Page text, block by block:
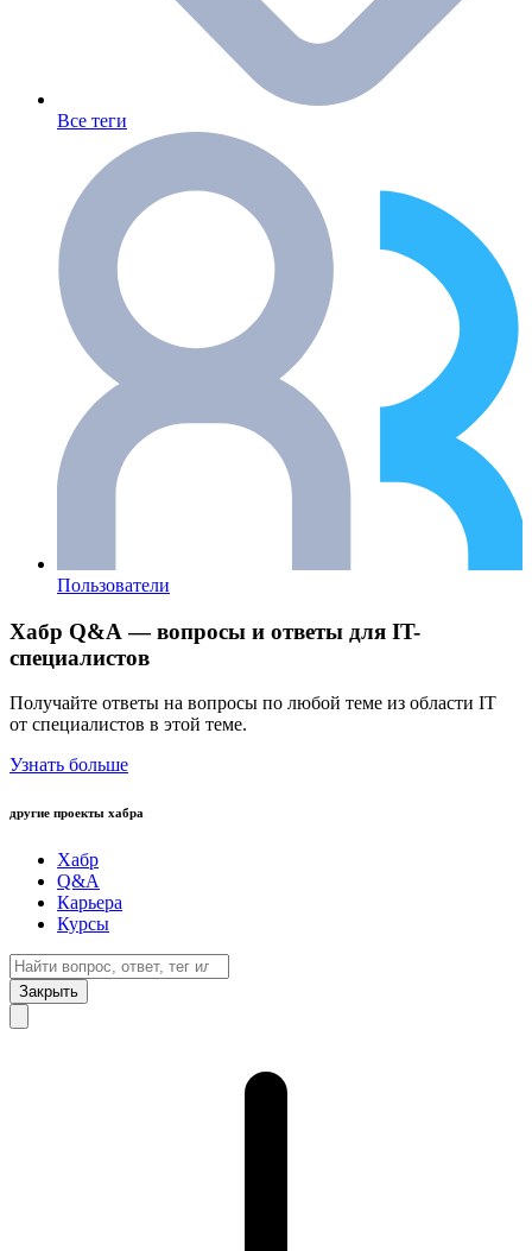
Все теги
Пользователи
Хабр Q&A — вопросы и ответы для IT-
специалистов
Получайте ответы на вопросы по любой теме из области IT
от специалистов в этой теме.
Узнать больше
другие проекты хабра
Хабр
Q&A
Карьера
Курсы
Закрыть